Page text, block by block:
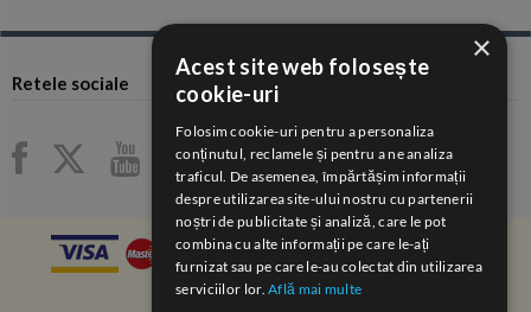
Retele sociale
×
Acest site web folosește
cookie-uri
Folosim cookie-uri pentru a personaliza
conținutul, reclamele și pentru a ne analiza
traficul. De asemenea, împărtășim informații
despre utilizarea site-ului nostru cu partenerii
noștri de publicitate și analiză, care le pot
combina cu alte informații pe care le-ați
furnizat sau pe care le-au colectat din utilizarea
serviciilor lor.Află mai multe